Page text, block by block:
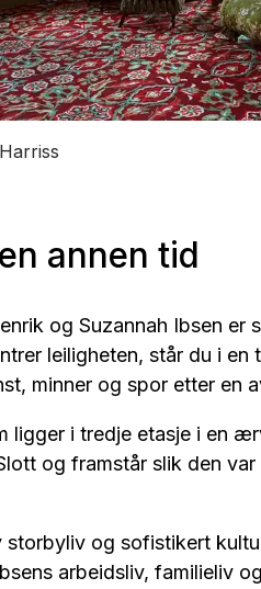
annen tid
og Suzannah Ibsen er
leiligheten, står du i
minner og spor etter en
ligger i tredje etasje i en
og framstår slik den
og sofistikert
arbeidsliv, familieliv